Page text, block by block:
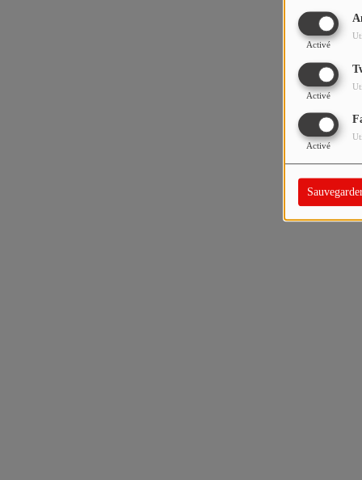
Activé
Activé
Activé